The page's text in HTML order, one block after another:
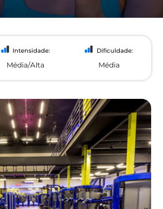
Intensidade:
Média/Alta
Dificuldade:
Média